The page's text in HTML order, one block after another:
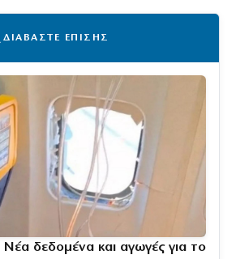
ΔΙΑΒΑΣΤΕ ΕΠΙΣΗΣ
δεδομένα και αγωγές για το